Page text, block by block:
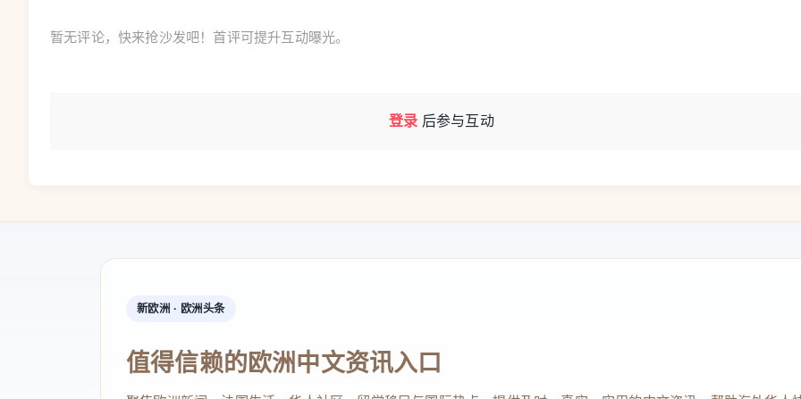
暂无评论，快来抢沙发吧！首评可提升互动曝光。
登录 后参与互动
新欧洲 · 欧洲头条
值得信赖的欧洲中文资讯入口